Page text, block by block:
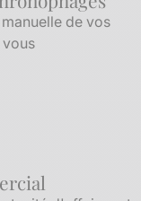
de vos